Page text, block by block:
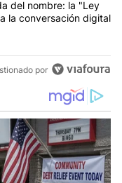
perdió la
del nombre: la "Ley
la conversación digital
por